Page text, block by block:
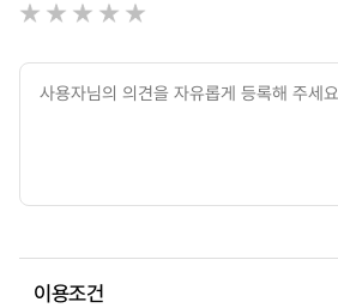
이용조건